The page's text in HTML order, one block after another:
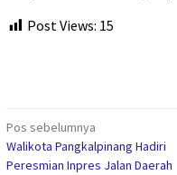
Post Views: 15
Navigasi
pos
Pos sebelumnya
Walikota Pangkalpinang Hadiri
Peresmian Inpres Jalan Daerah